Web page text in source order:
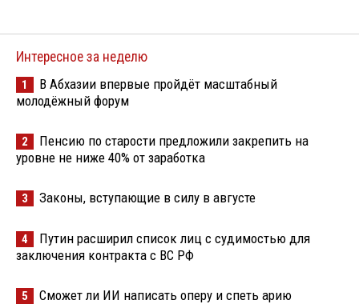
Интересное за неделю
1
В Абхазии впервые пройдёт масштабный
молодёжный форум
2
Пенсию по старости предложили закрепить на
уровне не ниже 40% от заработка
3 Законы, вступающие в силу в августе
4
Путин расширил список лиц с судимостью для
заключения контракта с ВС РФ
5 Сможет ли ИИ написать оперу и спеть арию